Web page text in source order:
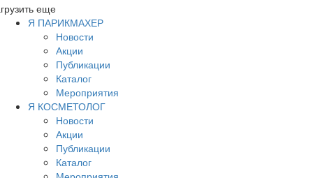
еще
Я ПАРИКМАХЕР
Новости
Акции
Публикации
Каталог
Мероприятия
Я КОСМЕТОЛОГ
Новости
Акции
Публикации
Каталог